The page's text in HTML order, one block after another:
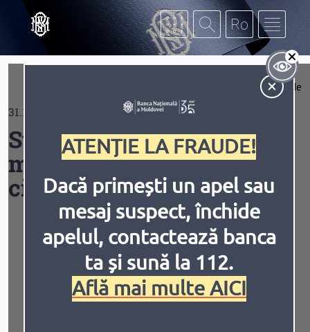
Mergi la conţinutul principal
Inversiune Animațiile
ATENȚIE LA FRAUDE!
Dacă primești un apel sau
mesaj suspect, închide
apelul, contactează banca
ta și sună la 112.
Află mai multe AICI
Extinde
31.12.2025
Structura și volumul
monedei naţionale în
circulaţie
Structura monedei naţionale în circulaţie la
situaţia din 31 decembrie 2025